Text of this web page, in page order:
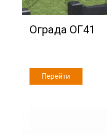
Ограда ОГ41
Перейти